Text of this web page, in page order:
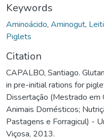
Keywords
Aminoácido, Aminogut,
Piglets
Citation
CAPALBO, Santiago.
in pre-initial rations for
Dissertação (Mestrado em
Animais Domésticos;
Pastagens e Forragicul) -
Viçosa, 2013.